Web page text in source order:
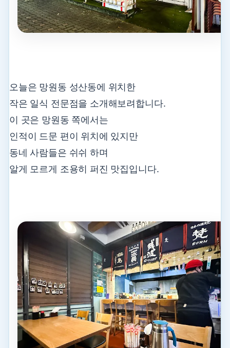
오늘은 망원동 성산동에 위치한
작은 일식 전문점을 소개해보려합니다.
이 곳은 망원동 쪽에서는
인적이 드문 편이 위치에 있지만
동네 사람들은 쉬쉬 하며
알게 모르게 조용히 퍼진 맛집입니다.